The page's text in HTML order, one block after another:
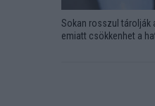
Sokan rosszul tárolják
emiatt csökkenhet a